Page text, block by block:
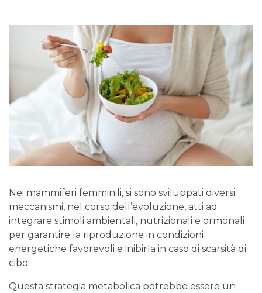
Nei mammiferi femminili, si sono sviluppati diversi
meccanismi, nel corso dell’evoluzione, atti ad
integrare stimoli ambientali, nutrizionali e ormonali
per garantire la riproduzione in condizioni
energetiche favorevoli e inibirla in caso di scarsità di
cibo.
Questa strategia metabolica potrebbe essere un